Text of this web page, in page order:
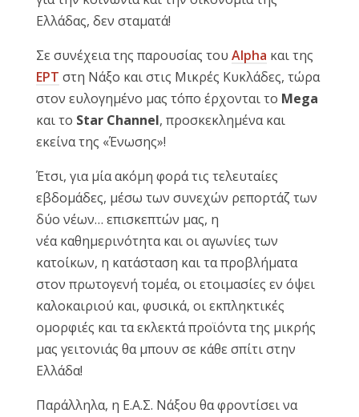
font_download Επισήμανση συνδέσμων
Reset
all
options
cached
Ελλάδας, δεν σταματά!
Σε συνέχεια της παρουσίας του Alpha και της
ΕΡΤ στη Νάξο και στις Μικρές Κυκλάδες, τώρα
στον ευλογημένο μας τόπο έρχονται το Mega
και το Star Channel, προσκεκλημένα και
εκείνα της «Ένωσης»!
Έτσι, για μία ακόμη φορά τις τελευταίες
εβδομάδες, μέσω των συνεχών ρεπορτάζ των
δύο νέων… επισκεπτών μας, η
νέα καθημερινότητα και οι αγωνίες των
κατοίκων, η κατάσταση και τα προβλήματα
στον πρωτογενή τομέα, οι ετοιμασίες εν όψει
καλοκαιριού και, φυσικά, οι εκπληκτικές
ομορφιές και τα εκλεκτά προϊόντα της μικρής
μας γειτονιάς θα μπουν σε κάθε σπίτι στην
Ελλάδα!
Παράλληλα, η Ε.Α.Σ. Νάξου θα φροντίσει να